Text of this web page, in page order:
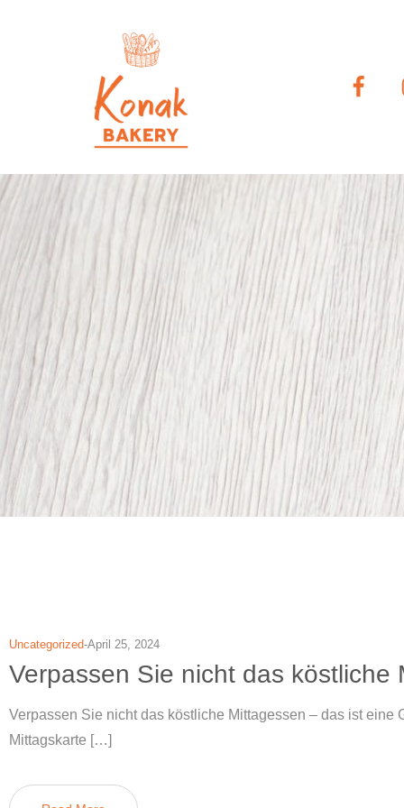
Uncategorized April 25, 2024
Verpassen Sie nicht das köstliche
Verpassen Sie nicht das köstliche Mittagessen – das ist
Mittagskarte […]